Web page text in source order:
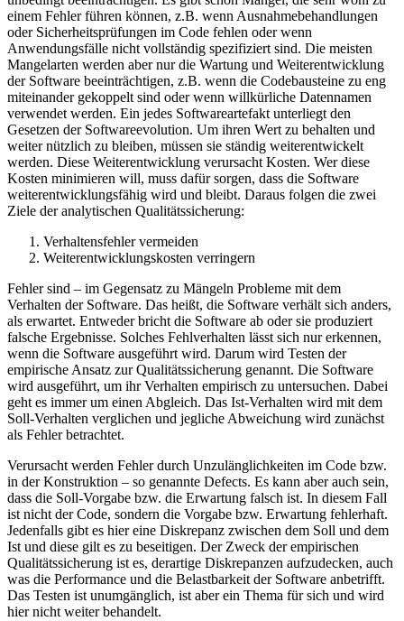
einem Fehler führen können, z.B. wenn Ausnahmebehandlungen
oder Sicherheitsprüfungen im Code fehlen oder wenn
Anwendungsfälle nicht vollständig spezifiziert sind. Die meisten
Mangelarten werden aber nur die Wartung und Weiterentwicklung
der Software beeinträchtigen, z.B. wenn die Codebausteine zu eng
miteinander gekoppelt sind oder wenn willkürliche Datennamen
verwendet werden. Ein jedes Softwareartefakt unterliegt den
Gesetzen der Softwareevolution. Um ihren Wert zu behalten und
weiter nützlich zu bleiben, müssen sie ständig weiterentwickelt
werden. Diese Weiterentwicklung verursacht Kosten. Wer diese
Kosten minimieren will, muss dafür sorgen, dass die Software
weiterentwicklungsfähig wird und bleibt. Daraus folgen die zwei
Ziele der analytischen Qualitätssicherung:
Verhaltensfehler vermeiden
Weiterentwicklungskosten verringern
Fehler sind – im Gegensatz zu Mängeln Probleme mit dem
Verhalten der Software. Das heißt, die Software verhält sich anders,
als erwartet. Entweder bricht die Software ab oder sie produziert
falsche Ergebnisse. Solches Fehlverhalten lässt sich nur erkennen,
wenn die Software ausgeführt wird. Darum wird Testen der
empirische Ansatz zur Qualitätssicherung genannt. Die Software
wird ausgeführt, um ihr Verhalten empirisch zu untersuchen. Dabei
geht es immer um einen Abgleich. Das Ist-Verhalten wird mit dem
Soll-Verhalten verglichen und jegliche Abweichung wird zunächst
als Fehler betrachtet.
Verursacht werden Fehler durch Unzulänglichkeiten im Code bzw.
in der Konstruktion – so genannte Defects. Es kann aber auch sein,
dass die Soll-Vorgabe bzw. die Erwartung falsch ist. In diesem Fall
ist nicht der Code, sondern die Vorgabe bzw. Erwartung fehlerhaft.
Jedenfalls gibt es hier eine Diskrepanz zwischen dem Soll und dem
Ist und diese gilt es zu beseitigen. Der Zweck der empirischen
Qualitätssicherung ist es, derartige Diskrepanzen aufzudecken, auch
was die Performance und die Belastbarkeit der Software anbetrifft.
Das Testen ist unumgänglich, ist aber ein Thema für sich und wird
hier nicht weiter behandelt.